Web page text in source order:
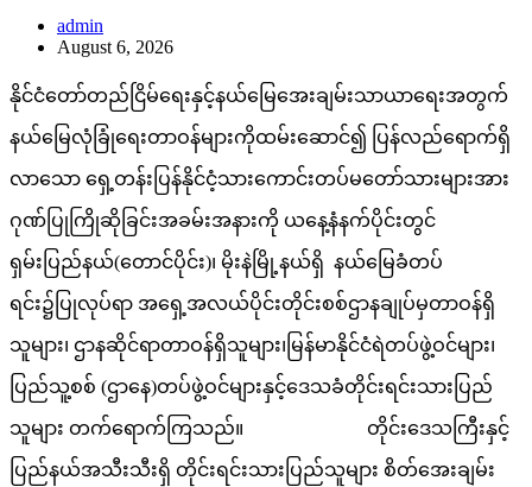
admin
August 6, 2026
နိုင်ငံတော်တည်ငြိမ်ရေးနှင့်နယ်မြေအေးချမ်းသာယာရေးအတွက်
နယ်မြေလုံခြုံရေးတာဝန်များကိုထမ်းဆောင်၍ ပြန်လည်ရောက်ရှိ
လာသော ရှေ့တန်းပြန်နိုင်ငံ့သားကောင်းတပ်မတော်သားများအား
ဂုဏ်ပြုကြိုဆိုခြင်းအခမ်းအနားကို ယနေ့နံနက်ပိုင်းတွင်
ရှမ်းပြည်နယ်(တောင်ပိုင်း)၊ မိုးနဲမြို့နယ်ရှိ နယ်မြေခံတပ်
ရင်း၌ပြုလုပ်ရာ အရှေ့အလယ်ပိုင်းတိုင်းစစ်ဌာနချုပ်မှတာဝန်ရှိ
သူများ၊ ဌာနဆိုင်ရာတာဝန်ရှိသူများ၊မြန်မာနိုင်ငံရဲတပ်ဖွဲ့ဝင်များ၊
ပြည်သူ့စစ် (ဌာနေ)တပ်ဖွဲ့ဝင်များနှင့်ဒေသခံတိုင်းရင်းသားပြည်
သူများ တက်ရောက်ကြသည်။ တိုင်းဒေသကြီးနှင့်
ပြည်နယ်အသီးသီးရှိ တိုင်းရင်းသားပြည်သူများ စိတ်အေးချမ်း